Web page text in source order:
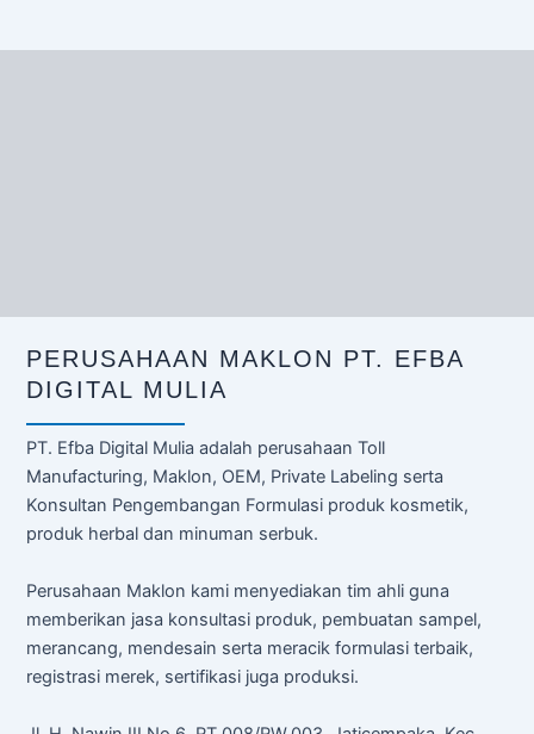
PERUSAHAAN MAKLON PT. EFBA
DIGITAL MULIA
PT. Efba Digital Mulia adalah perusahaan Toll
Manufacturing, Maklon, OEM, Private Labeling serta
Konsultan Pengembangan Formulasi produk kosmetik,
produk herbal dan minuman serbuk.
Perusahaan Maklon kami menyediakan tim ahli guna
memberikan jasa konsultasi produk, pembuatan sampel,
merancang, mendesain serta meracik formulasi terbaik,
registrasi merek, sertifikasi juga produksi.